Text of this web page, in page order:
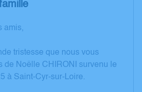
amis,
tristesse que nous vous
de Noëlle CHIRONI survenu le
à Saint-Cyr-sur-Loire.